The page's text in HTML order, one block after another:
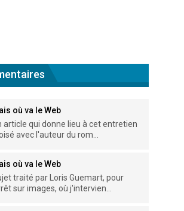
où va le Web
article qui donne lieu à cet entretien
avec l'auteur du rom...
où va le Web
traité par Loris Guemart, pour
sur images, où j'intervien...